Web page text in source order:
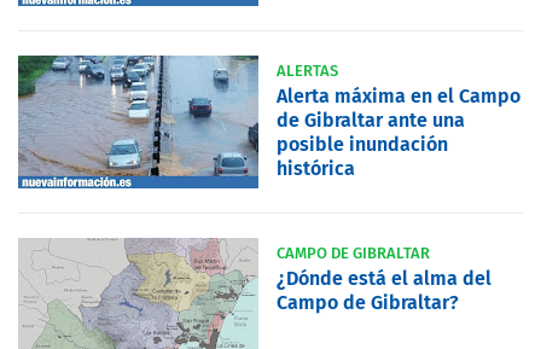
ALERTAS
Alerta máxima en el Campo
de Gibraltar ante una
posible inundación
histórica
CAMPO DE GIBRALTAR
¿Dónde está el alma del
Campo de Gibraltar?